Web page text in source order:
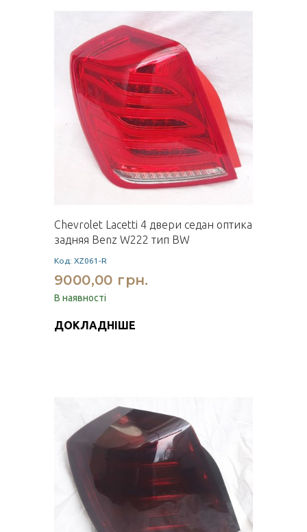
Chevrolet Lacetti 4 двери седан оптика
задняя Benz W222 тип BW
Код: XZ061-R
9000,00 грн.
В наявності
ДОКЛАДНІШЕ